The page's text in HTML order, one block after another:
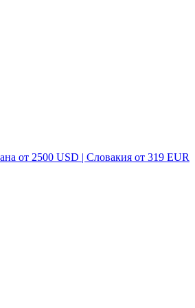
от 2500 USD | Словакия от 319 EUR